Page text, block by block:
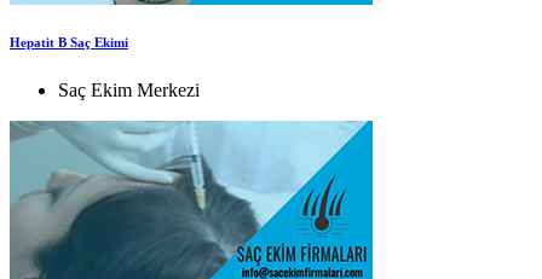
Hepatit B Saç Ekimi
Saç Ekim Merkezi